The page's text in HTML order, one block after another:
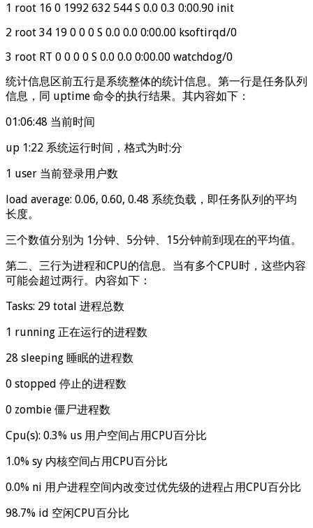
1 root 16 0 1992 632 544 S 0.0 0.3 0:00.90 init
2 root 34 19 0 0 0 S 0.0 0.0 0:00.00 ksoftirqd/0
3 root RT 0 0 0 0 S 0.0 0.0 0:00.00 watchdog/0
统计信息区前五行是系统整体的统计信息。第一行是任务队列
信息，同 uptime 命令的执行结果。其内容如下：
01:06:48 当前时间
up 1:22 系统运行时间，格式为时:分
1 user 当前登录用户数
load average: 0.06, 0.60, 0.48 系统负载，即任务队列的平均
长度。
三个数值分别为 1分钟、5分钟、15分钟前到现在的平均值。
第二、三行为进程和CPU的信息。当有多个CPU时，这些内容
可能会超过两行。内容如下：
Tasks: 29 total 进程总数
1 running 正在运行的进程数
28 sleeping 睡眠的进程数
0 stopped 停止的进程数
0 zombie 僵尸进程数
Cpu(s): 0.3% us 用户空间占用CPU百分比
1.0% sy 内核空间占用CPU百分比
0.0% ni 用户进程空间内改变过优先级的进程占用CPU百分比
98.7% id 空闲CPU百分比